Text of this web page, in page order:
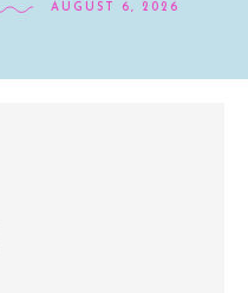
AUGUST 6, 2026